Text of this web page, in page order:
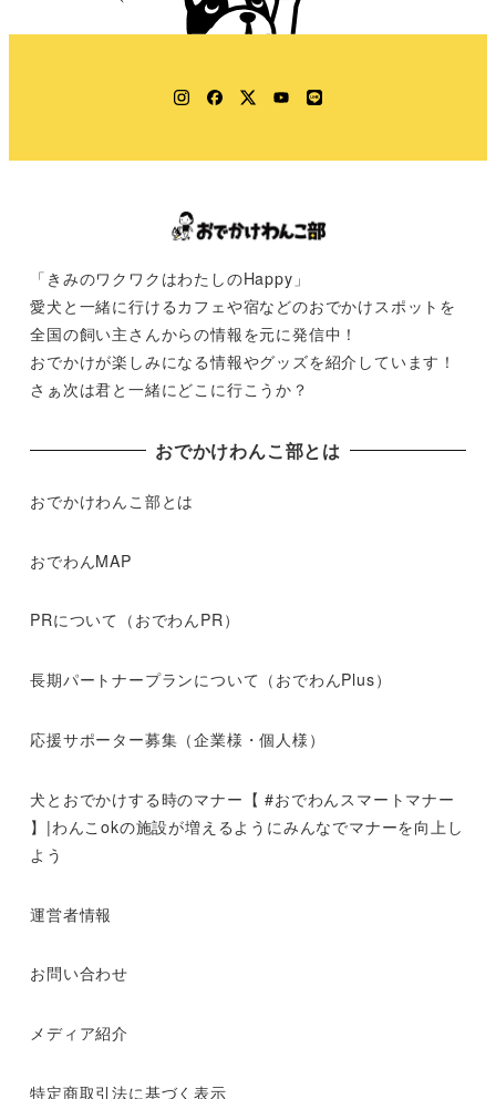
Instagram
Facebook
TwitterYouTube
LINE
「きみのワクワクはわたしのHappy」
愛犬と一緒に行けるカフェや宿などのおでかけスポットを
全国の飼い主さんからの情報を元に発信中！
おでかけが楽しみになる情報やグッズを紹介しています！
さぁ次は君と一緒にどこに行こうか？
おでかけわんこ部とは
おでかけわんこ部とは
おでわんMAP
PRについて（おでわんPR）
長期パートナープランについて（おでわんPlus）
応援サポーター募集（企業様・個人様）
犬とおでかけする時のマナー【 #おでわんスマートマナー
】|わんこokの施設が増えるようにみんなでマナーを向上し
よう
運営者情報
お問い合わせ
メディア紹介
特定商取引法に基づく表示